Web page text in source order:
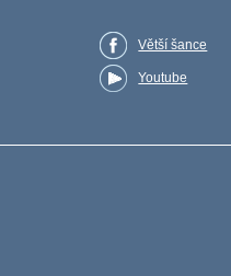
Větší šance
Youtube